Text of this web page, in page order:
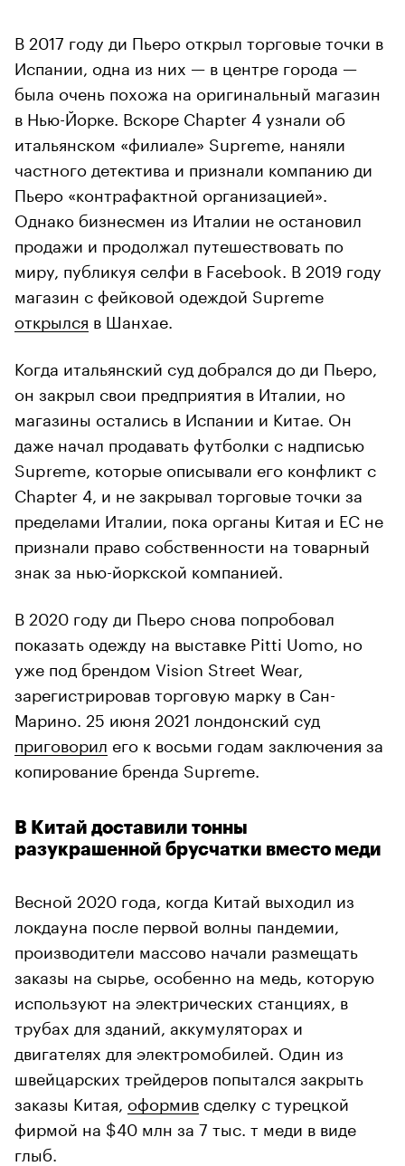
В 2017 году ди Пьеро открыл торговые точки в
Испании, одна из них — в центре города —
была очень похожа на оригинальный магазин
в Нью-Йорке. Вскоре Chapter 4 узнали об
итальянском «филиале» Supreme, наняли
частного детектива и признали компанию ди
Пьеро «контрафактной организацией».
Однако бизнесмен из Италии не остановил
продажи и продолжал путешествовать по
миру, публикуя селфи в Facebook. В 2019 году
магазин с фейковой одеждой Supreme
открылся в Шанхае.
Когда итальянский суд добрался до ди Пьеро,
он закрыл свои предприятия в Италии, но
магазины остались в Испании и Китае. Он
даже начал продавать футболки с надписью
Supreme, которые описывали его конфликт с
Chapter 4, и не закрывал торговые точки за
пределами Италии, пока органы Китая и ЕС не
признали право собственности на товарный
знак за нью-йоркской компанией.
В 2020 году ди Пьеро снова попробовал
показать одежду на выставке Pitti Uomo, но
уже под брендом Vision Street Wear,
зарегистрировав торговую марку в Сан-
Марино. 25 июня 2021 лондонский суд
приговорил его к восьми годам заключения за
копирование бренда Supreme.
В Китай доставили тонны
разукрашенной брусчатки вместо меди
Весной 2020 года, когда Китай выходил из
локдауна после первой волны пандемии,
производители массово начали размещать
заказы на сырье, особенно на медь, которую
используют на электрических станциях, в
трубах для зданий, аккумуляторах и
двигателях для электромобилей. Один из
швейцарских трейдеров попытался закрыть
заказы Китая, оформив сделку с турецкой
фирмой на $40 млн за 7 тыс. т меди в виде
глыб.